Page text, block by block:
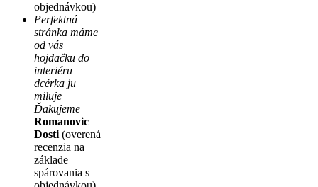
objednávkou)
Perfektná
stránka máme
od vás
hojdačku do
interiéru
dcérka ju
miluje
Ďakujeme
Romanovic
Dosti (overená
recenzia na
základe
spárovania s